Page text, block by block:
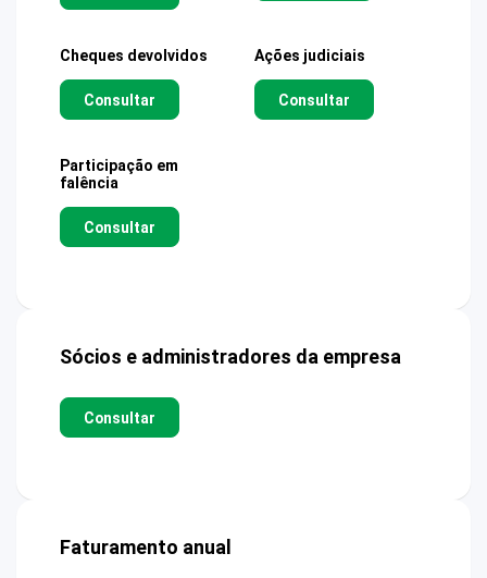
Cheques devolvidos
Consultar
Ações judiciais
Consultar
Participação em
falência
Consultar
Sócios e administradores da empresa
Consultar
Faturamento anual